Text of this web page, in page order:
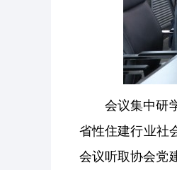
会议集中研
省性住建行业社
会议听取协会党